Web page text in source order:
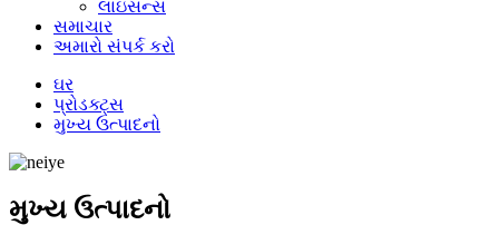
લાઇસન્સ
સમાચાર
અમારો સંપર્ક કરો
ઘર
પ્રોડક્ટ્સ
મુખ્ય ઉત્પાદનો
મુખ્ય ઉત્પાદનો